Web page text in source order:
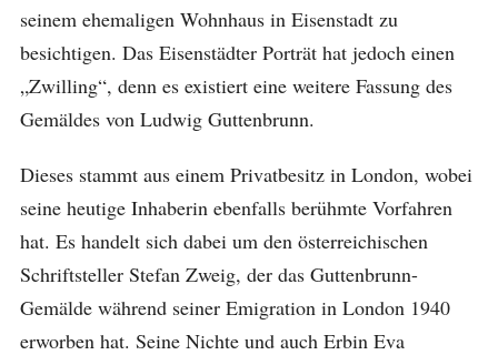
seinem ehemaligen Wohnhaus in Eisenstadt zu
besichtigen. Das Eisenstädter Porträt hat jedoch einen
„Zwilling“, denn es existiert eine weitere Fassung des
Gemäldes von Ludwig Guttenbrunn.
Dieses stammt aus einem Privatbesitz in London, wobei
seine heutige Inhaberin ebenfalls berühmte Vorfahren
hat. Es handelt sich dabei um den österreichischen
Schriftsteller Stefan Zweig, der das Guttenbrunn-
Gemälde während seiner Emigration in London 1940
erworben hat. Seine Nichte und auch Erbin Eva